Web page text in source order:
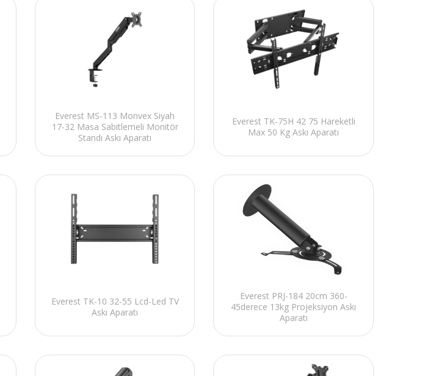
Everest MS-113 Monvex Siyah
17-32 Masa Sabitlemeli Monitör
Standı Askı Aparatı
Everest TK-75H 42 75 Hareketli
Max 50 Kg Askı Aparatı
Everest TK-10 32-55 Lcd-Led TV
Askı Aparatı
Everest PRJ-184 20cm 360-
45derece 13kg Projeksiyon Askı
Aparatı